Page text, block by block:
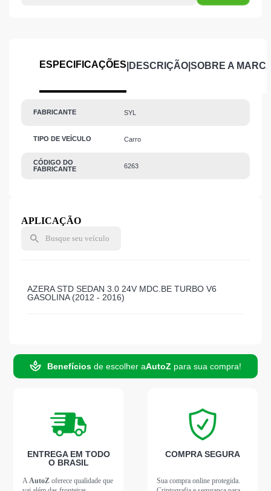
ESPECIFICAÇÕES DESCRIÇÃO SOBRE A
FABRICANTE SYL
TIPO DE VEÍCULO Carro
CÓDIGO DO
FABRICANTE
6263
APLICAÇÃO
AZERA STD SEDAN 3.0 24V MDC.BE TURBO V6
GASOLINA (2012 - 2016)
Benefícios de escolher aAutoZ para sua compra!
ENTREGA EM TODO
O BRASIL
AAutoZ oferece qualidade que
COMPRA SEGURA
Sua compra online protegida.